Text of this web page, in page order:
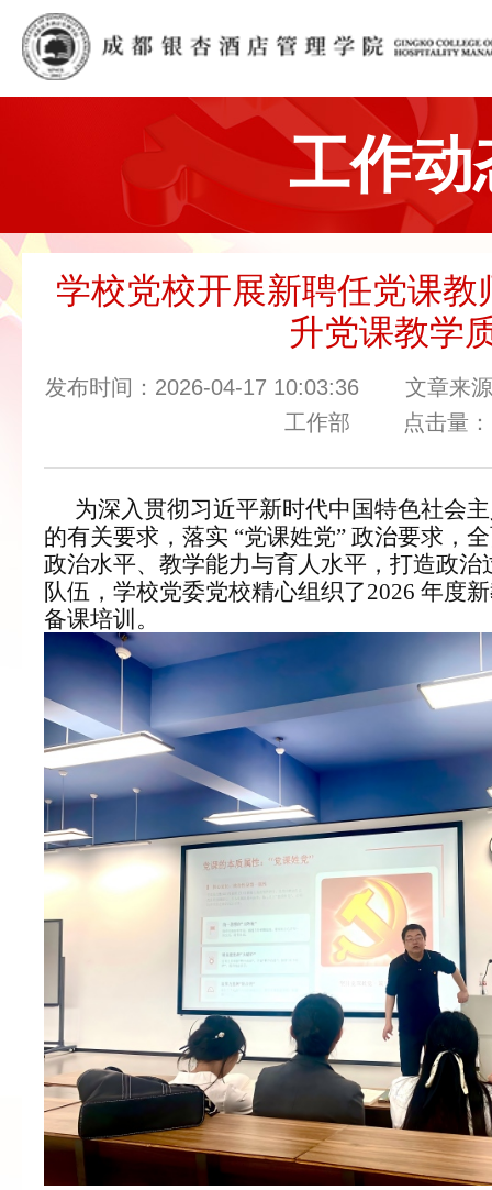
工作动
学校党校开展新聘任党课教
升党课教学
发布时间：2026-04-17 10:03:36 文章来源
工作部 点击量：
为深入贯彻习近平新时代中国特色社会
的有关要求，落实 “党课姓党” 政治要求，
政治水平、教学能力与育人水平，打造政
队伍，学校党委党校精心组织了2026 年度
备课培训 。